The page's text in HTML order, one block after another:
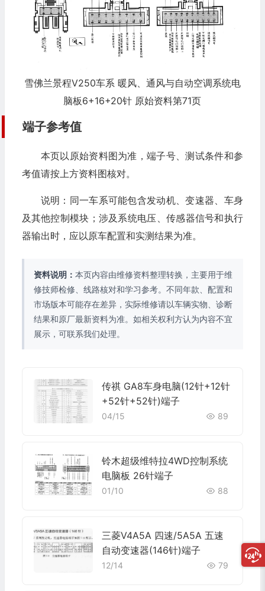
雪佛兰景程V250车系 暖风、通风与自动空调系统电
脑板6+16+20针 原始资料第71页
端子参考值
本页以原始资料图为准，端子号、测试条件和参
考值请按上方资料图核对。
说明：同一车系可能包含发动机、变速器、车身
及其他控制模块；涉及系统电压、传感器信号和执行
器输出时，应以原车配置和实测结果为准。
资料说明： 本页内容由维修资料整理转换，主要用于维
修技师检修、线路核对和学习参考。不同年款、配置和
市场版本可能存在差异，实际维修请以车辆实物、诊断
结果和原厂最新资料为准。如相关权利方认为内容不宜
展示，可联系我们处理。
传祺 GA8车身电脑(12针+12针
+52针+52针)端子
04/15 89
铃木超级维特拉4WD控制系统
电脑板 26针端子
01/10 88
三菱V4A5A 四速/5A5A 五速
自动变速器(146针)端子
12/14 79